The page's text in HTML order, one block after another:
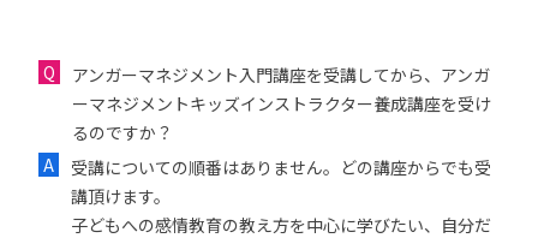
アンガーマネジメント入門講座を受講してから、アンガ
ーマネジメントキッズインストラクター養成講座を受け
るのですか？
受講についての順番はありません。どの講座からでも受
講頂けます。
子どもへの感情教育の教え方を中心に学びたい、自分だ